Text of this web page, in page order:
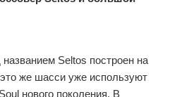
Seltos построен на
же шасси уже используют
нового поколения. В